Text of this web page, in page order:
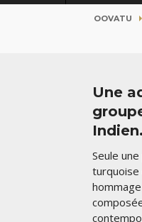
OOVATU
Une
Indien.
Seule
turquoise